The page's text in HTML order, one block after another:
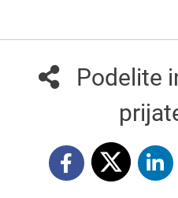
Podelite